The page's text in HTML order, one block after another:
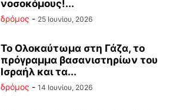
νοσοκόμους!...
δρόμος - 25 Ιουνίου, 2026
Το Ολοκαύτωμα στη Γάζα, το
πρόγραμμα βασανιστηρίων του
Ισραήλ και τα...
δρόμος - 14 Ιουνίου, 2026